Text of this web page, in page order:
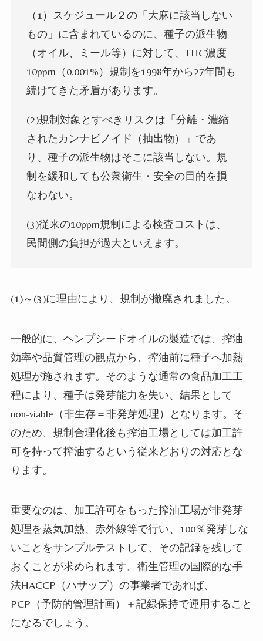
（1）スケジュール２の「大麻に該当しない
もの」に含まれているのに、種子の派生物
（オイル、ミール等）に対して、 THC濃度
10ppm （0.001%）規制を1998年から27年間も
続けてきた矛盾があります。
(2)規制対象とすべきリスクは「分離・濃縮
されたカンナビノイド（抽出物）」であ
り、種子の派生物はそこに該当しない。規
制を緩和しても公衆衛生・安全の目的を損
なわない。
(3)従来の10ppm規制による検査コストは、
民間側の負担が過大といえます。
(1)～ (3)に理由により、規制が撤廃されました。
一般的に、ヘンプシードオイルの製造では、搾油
効率や品質管理の観点から、搾油前に種子へ加熱
処理が施されます。そのような通常の食品加工工
程により、種子は発芽能力を失い、結果として
non-viable （非生存＝非発芽処理）となります。そ
のため、規制合理化後も搾油工場としては加工許
可を持って搾油するという従来どおりの対応とな
ります。
重要なのは、加工許可をもった搾油工場が非発芽
処理を蒸気加熱、赤外線等で行い、 100％発芽しな
いことをサンプルテストして、その記録を残して
おくことが求められます。衛生管理の国際的な手
法HACCP （ハサップ）の事業者であれば、
PCP （予防的管理計画）＋記録保持で運用すること
になるでしょう。